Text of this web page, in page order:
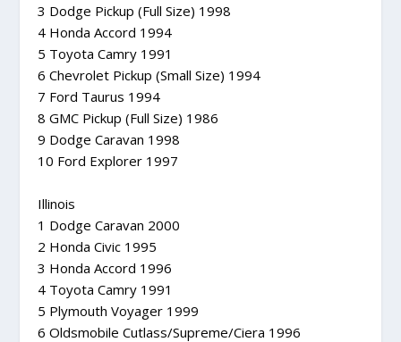
3 Dodge Pickup (Full Size) 1998
4 Honda Accord 1994
5 Toyota Camry 1991
6 Chevrolet Pickup (Small Size) 1994
7 Ford Taurus 1994
8 GMC Pickup (Full Size) 1986
9 Dodge Caravan 1998
10 Ford Explorer 1997
Illinois
1 Dodge Caravan 2000
2 Honda Civic 1995
3 Honda Accord 1996
4 Toyota Camry 1991
5 Plymouth Voyager 1999
6 Oldsmobile Cutlass/Supreme/Ciera 1996